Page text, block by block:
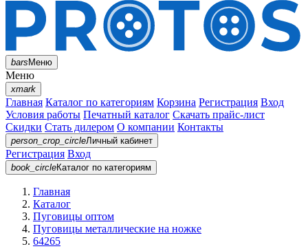
barsМеню
Меню
xmark
Главная Каталог по категориям Корзина Регистрация Вход
Условия работы Печатный каталог Скачать прайс-лист
Скидки Стать дилером О компании Контакты
person_crop_circleЛичный кабинет
Регистрация Вход
book_circleКаталог по категориям
Главная
Каталог
Пуговицы оптом
Пуговицы металлические на ножке
64265